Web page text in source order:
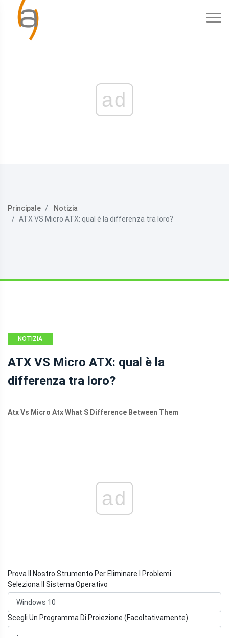
ad
Principale
Notizia
ATX VS Micro ATX: qual è la differenza tra loro?
NOTIZIA
ATX VS Micro ATX: qual è la
differenza tra loro?
Atx Vs Micro Atx What S Difference Between Them
ad
Prova Il Nostro Strumento Per Eliminare I Problemi
Seleziona Il Sistema Operativo
Scegli Un Programma Di Proiezione (Facoltativamente)